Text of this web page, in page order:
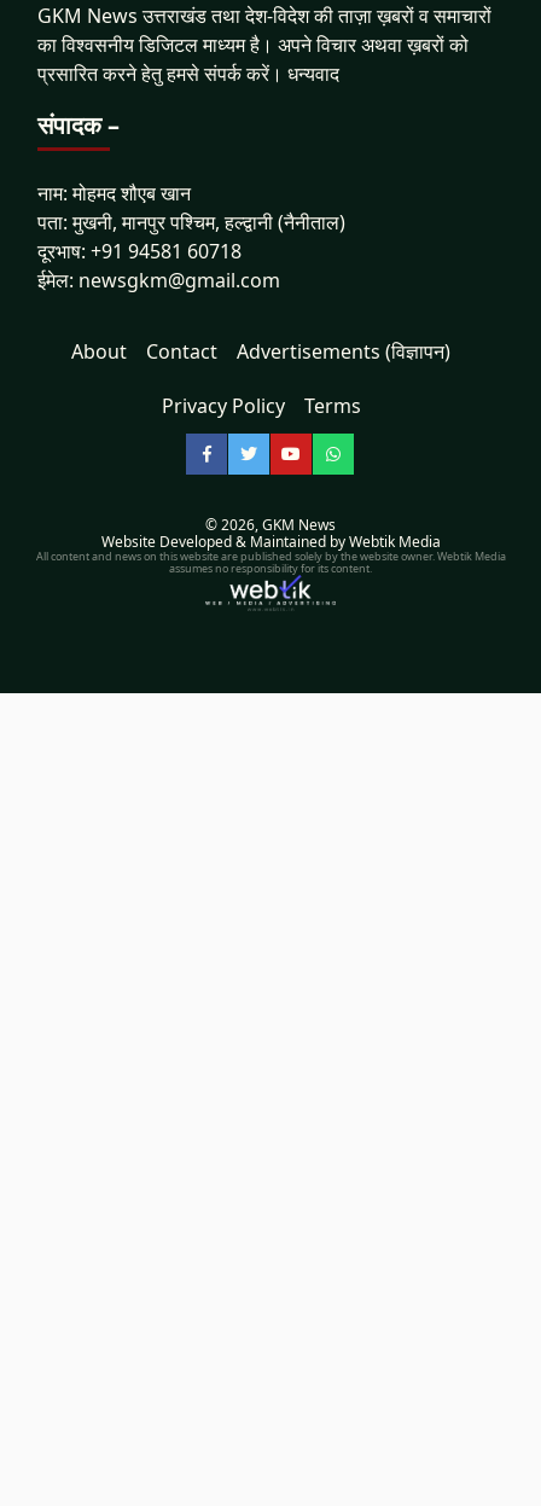
GKM News उत्तराखंड तथा देश-विदेश की ताज़ा ख़बरों व समाचारों
का विश्वसनीय डिजिटल माध्यम है। अपने विचार अथवा ख़बरों को
प्रसारित करने हेतु हमसे संपर्क करें। धन्यवाद
संपादक –
नाम: मोहमद शौएब खान
पता: मुखनी, मानपुर पश्चिम, हल्द्वानी (नैनीताल)
दूरभाष: +91 94581 60718
ईमेल: newsgkm@gmail.com
About Contact Advertisements (विज्ञापन)
Privacy Policy Terms
Facebook
TwitterYouTubeWhatsApp
© 2026,GKM News
Website Developed & Maintained by Webtik Media
All content and news on this website are published solely by the website owner. Webtik Media
assumes no responsibility for its content.